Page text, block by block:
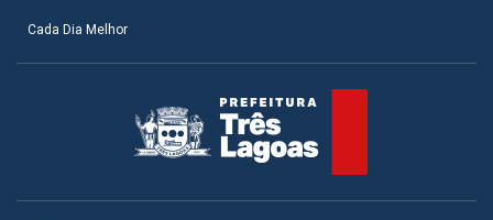
Cada Dia Melhor